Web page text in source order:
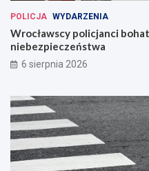
POLICJA WYDARZENIA
Wrocławscy policjanci
niebezpieczeństwa
6 sierpnia 2026